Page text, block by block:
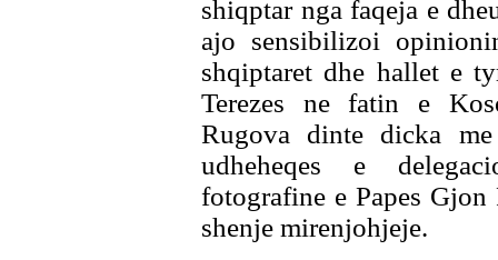
shiqptar nga faqeja e
ajo sensibilizoi
shqiptaret dhe hallet e
Terezes ne fatin e
Rugova dinte dicka
udheheqes e
fotografine e Papes Gjon
shenje mirenjohjeje.